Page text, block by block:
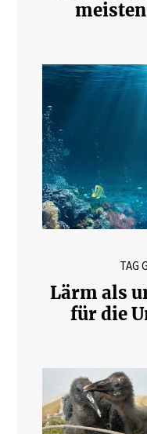
TAG
Lärm als
für die